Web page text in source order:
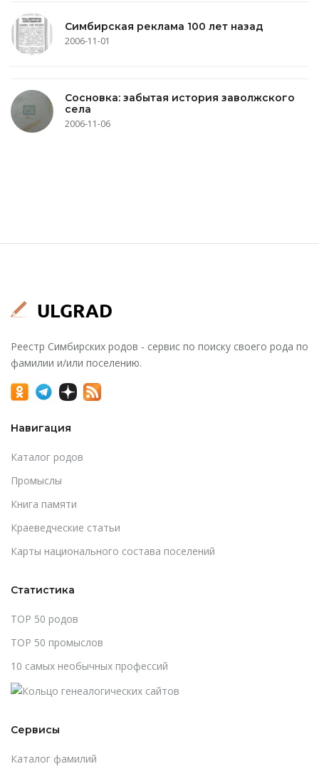
Симбирская реклама 100 лет назад
2006-11-01
Сосновка: забытая история заволжского
села
2006-11-06
Реестр Симбирских родов - сервис по поиску своего рода по
фамилии и/или поселению.
Навигация
Каталог родов
Промыслы
Книга памяти
Краеведческие статьи
Карты национального состава поселений
Статистика
TOP 50 родов
TOP 50 промыслов
10 самых необычных профессий
Сервисы
Каталог фамилий